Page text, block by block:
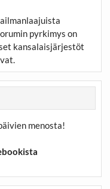
pyrkimys on
kansalaisjärjestöt
menosta!